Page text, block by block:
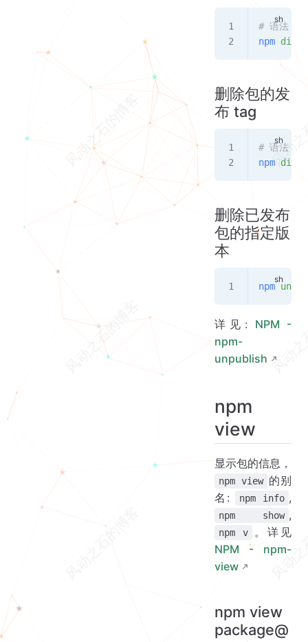
# 语法
npm dist-
删除包的发
布 tag
# 语法
npm dist-
删除已发布
包的指定版
本
npm
详见: NPM -
npm-
unpublish
npm
view
显示包的信息，
npm view 的别
名:
npm info ,
npm show ,
npm v
。详见
NPM - npm-
view
npm view
package@